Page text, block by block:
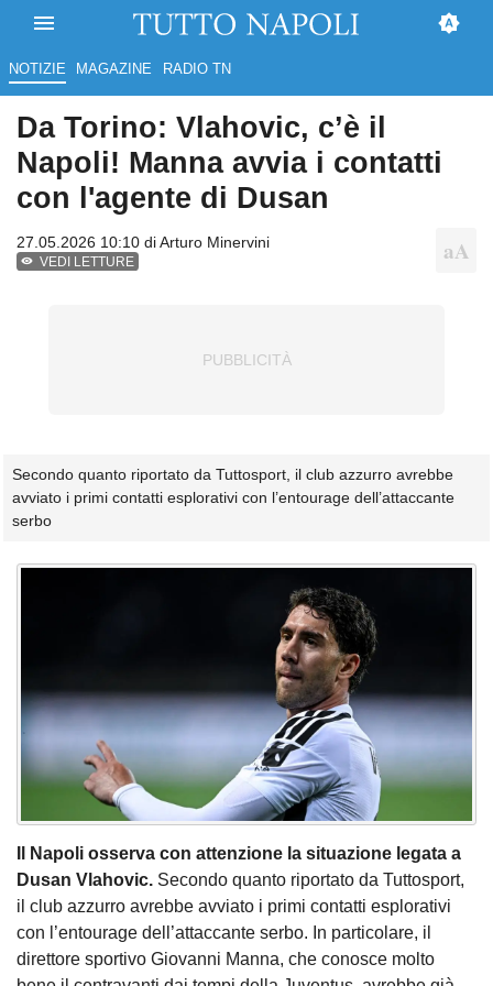
NOTIZIE MAGAZINE RADIO TN
Da Torino: Vlahovic, c’è il
Napoli! Manna avvia i contatti
con l'agente di Dusan
27.05.2026 10:10 diArturo Minervini
VEDI LETTURE
Secondo quanto riportato da Tuttosport, il club azzurro avrebbe
avviato i primi contatti esplorativi con l’entourage dell’attaccante
serbo
Il Napoli osserva con attenzione la situazione legata a
Dusan Vlahovic. Secondo quanto riportato da Tuttosport,
il club azzurro avrebbe avviato i primi contatti esplorativi
con l’entourage dell’attaccante serbo. In particolare, il
direttore sportivo Giovanni Manna, che conosce molto